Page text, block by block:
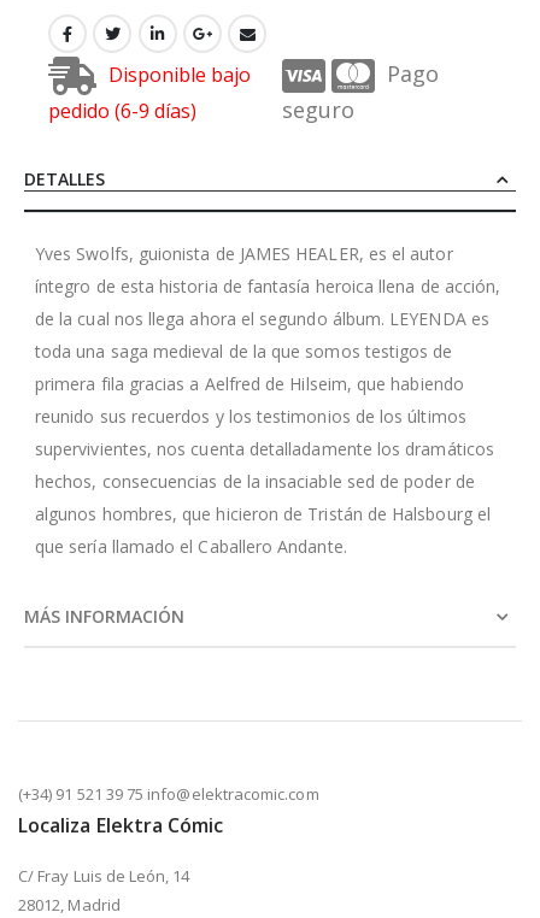
Disponible bajo
pedido (6-9 días)
Pago
seguro
DETALLES
Yves Swolfs, guionista de JAMES HEALER, es el autor
íntegro de esta historia de fantasía heroica llena de acción,
de la cual nos llega ahora el segundo álbum. LEYENDA es
toda una saga medieval de la que somos testigos de
primera fila gracias a Aelfred de Hilseim, que habiendo
reunido sus recuerdos y los testimonios de los últimos
supervivientes, nos cuenta detalladamente los dramáticos
hechos, consecuencias de la insaciable sed de poder de
algunos hombres, que hicieron de Tristán de Halsbourg el
que sería llamado el Caballero Andante.
MÁS INFORMACIÓN
(+34) 91 521 39 75 info@elektracomic.com
Localiza Elektra Cómic
C/ Fray Luis de León, 14
28012, Madrid